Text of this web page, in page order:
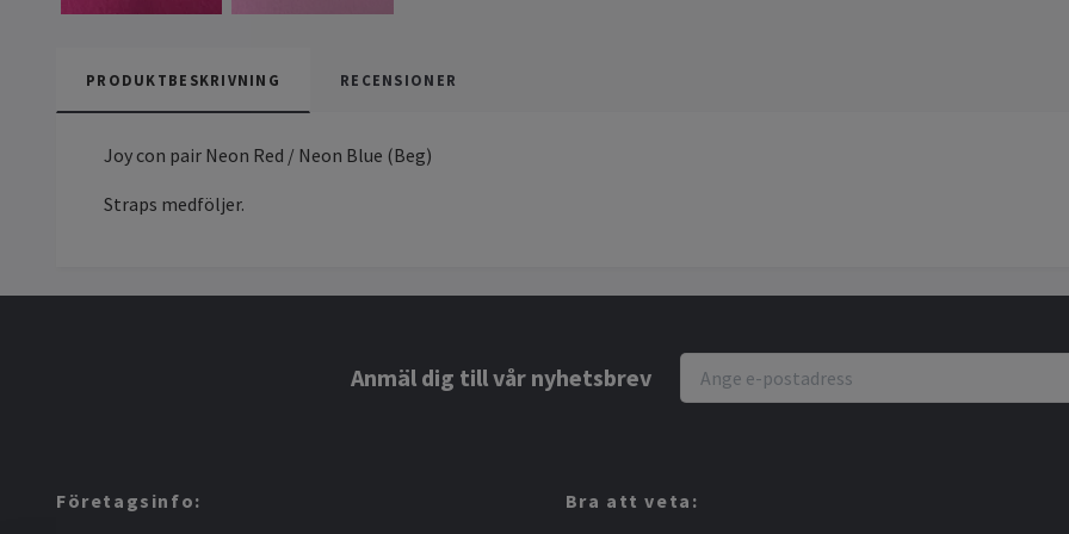
PRODUKTBESKRIVNING RECENSIONER
Joy con pair Neon Red / Neon Blue (Beg)
Straps medföljer.
Anmäl dig till vår nyhetsbrev
Företagsinfo: Bra att veta: